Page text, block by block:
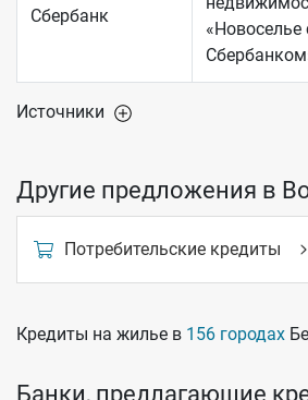
Сбербанк
«Новоселье
Источники
Другие предложения в
Потребительские кредиты
Кредиты на жилье в 156 городах
Банки, предлагающие